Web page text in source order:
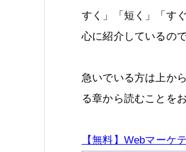
すく」「短く」「す
心に紹介しているの
急いでいる方は上か
る章から読むことを
【無料】Webマーケ